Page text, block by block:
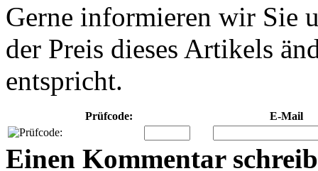
Gerne informieren wir Sie
der Preis dieses Artikels
entspricht.
Prüfcode: E-Mail
Einen Kommentar